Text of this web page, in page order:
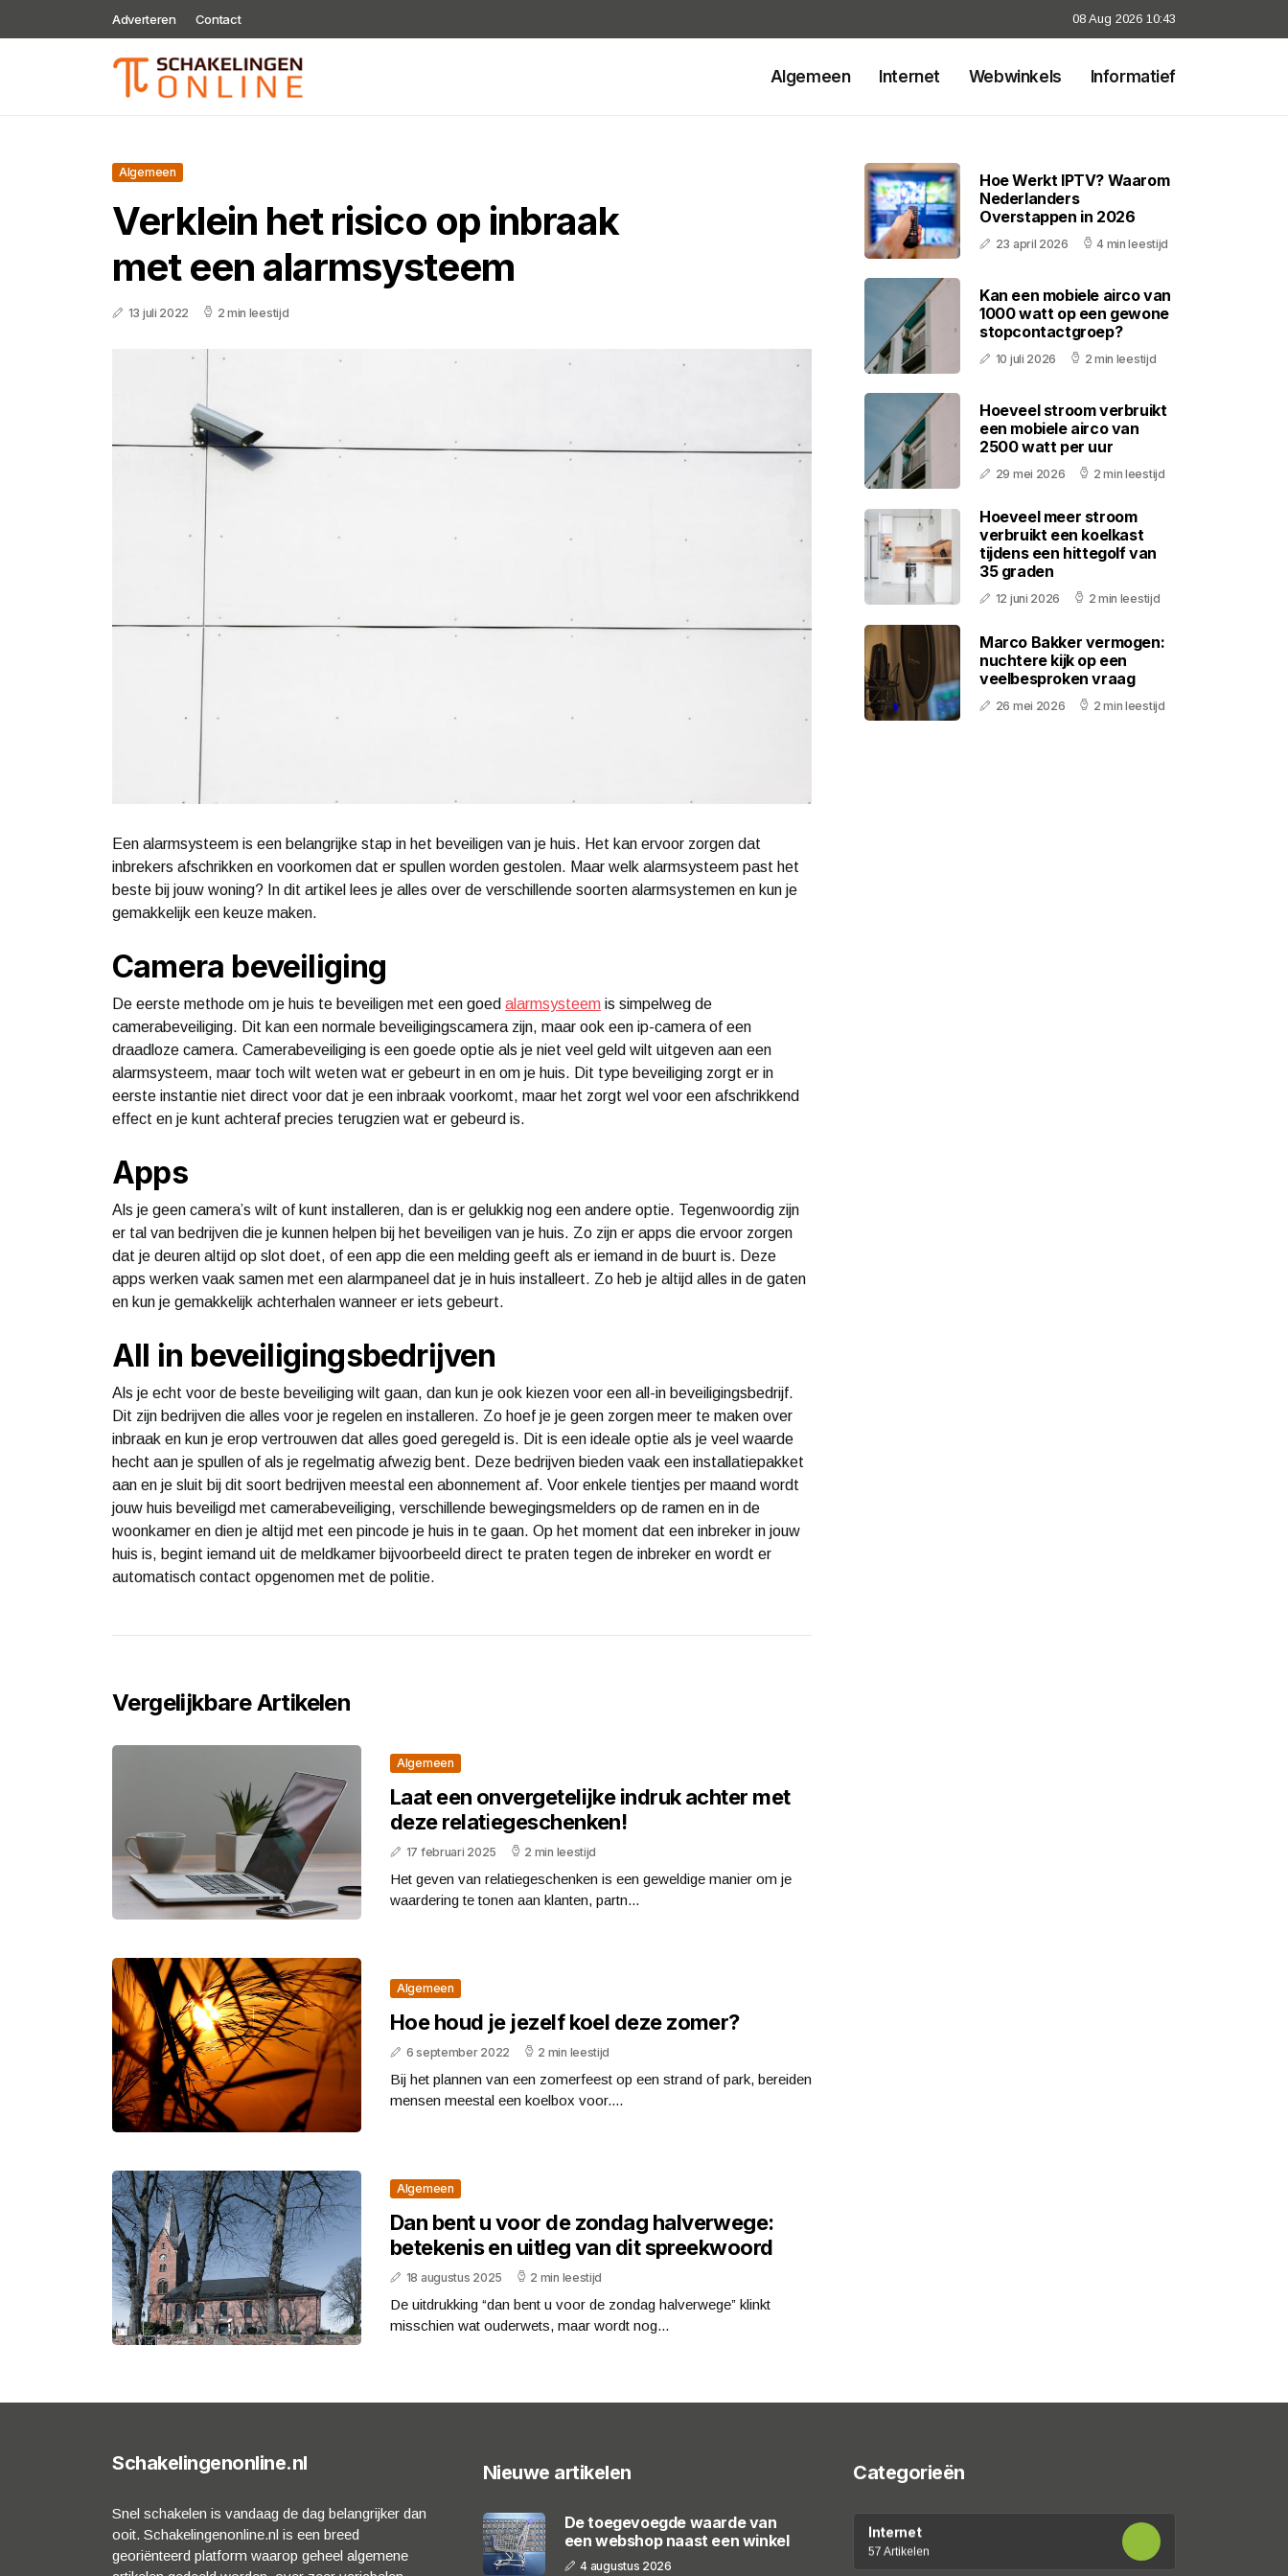
Adverteren Contact 08 Aug 2026 10:43
Algemeen Internet Webwinkels Informatief
Algemeen
Verklein het risico op inbraak
met een alarmsysteem
13 juli 2022 2 min leestijd
Een alarmsysteem is een belangrijke stap in het beveiligen van je huis. Het kan ervoor zorgen dat
inbrekers afschrikken en voorkomen dat er spullen worden gestolen. Maar welk alarmsysteem past het
beste bij jouw woning? In dit artikel lees je alles over de verschillende soorten alarmsystemen en kun je
gemakkelijk een keuze maken.
Camera beveiliging
De eerste methode om je huis te beveiligen met een goed alarmsysteem is simpelweg de
camerabeveiliging. Dit kan een normale beveiligingscamera zijn, maar ook een ip-camera of een
draadloze camera. Camerabeveiliging is een goede optie als je niet veel geld wilt uitgeven aan een
alarmsysteem, maar toch wilt weten wat er gebeurt in en om je huis. Dit type beveiliging zorgt er in
eerste instantie niet direct voor dat je een inbraak voorkomt, maar het zorgt wel voor een afschrikkend
effect en je kunt achteraf precies terugzien wat er gebeurd is.
Apps
Als je geen camera’s wilt of kunt installeren, dan is er gelukkig nog een andere optie. Tegenwoordig zijn
er tal van bedrijven die je kunnen helpen bij het beveiligen van je huis. Zo zijn er apps die ervoor zorgen
dat je deuren altijd op slot doet, of een app die een melding geeft als er iemand in de buurt is. Deze
apps werken vaak samen met een alarmpaneel dat je in huis installeert. Zo heb je altijd alles in de gaten
en kun je gemakkelijk achterhalen wanneer er iets gebeurt.
All in beveiligingsbedrijven
Als je echt voor de beste beveiliging wilt gaan, dan kun je ook kiezen voor een all-in beveiligingsbedrijf.
Dit zijn bedrijven die alles voor je regelen en installeren. Zo hoef je je geen zorgen meer te maken over
inbraak en kun je erop vertrouwen dat alles goed geregeld is. Dit is een ideale optie als je veel waarde
hecht aan je spullen of als je regelmatig afwezig bent. Deze bedrijven bieden vaak een installatiepakket
aan en je sluit bij dit soort bedrijven meestal een abonnement af. Voor enkele tientjes per maand wordt
jouw huis beveiligd met camerabeveiliging, verschillende bewegingsmelders op de ramen en in de
woonkamer en dien je altijd met een pincode je huis in te gaan. Op het moment dat een inbreker in jouw
huis is, begint iemand uit de meldkamer bijvoorbeeld direct te praten tegen de inbreker en wordt er
automatisch contact opgenomen met de politie.
Vergelijkbare Artikelen
Algemeen
Laat een onvergetelijke indruk achter met
deze relatiegeschenken!
17 februari 2025 2 min leestijd
Het geven van relatiegeschenken is een geweldige manier om je
waardering te tonen aan klanten, partn...
Algemeen
Hoe houd je jezelf koel deze zomer?
6 september 2022 2 min leestijd
Bij het plannen van een zomerfeest op een strand of park, bereiden
mensen meestal een koelbox voor....
Algemeen
Dan bent u voor de zondag halverwege:
betekenis en uitleg van dit spreekwoord
18 augustus 2025 2 min leestijd
De uitdrukking “dan bent u voor de zondag halverwege” klinkt
misschien wat ouderwets, maar wordt nog...
Hoe Werkt IPTV? Waarom
Nederlanders
Overstappen in 2026
23 april 2026 4 min leestijd
Kan een mobiele airco van
1000 watt op een gewone
stopcontactgroep?
10 juli 2026 2 min leestijd
Hoeveel stroom verbruikt
een mobiele airco van
2500 watt per uur
29 mei 2026 2 min leestijd
Hoeveel meer stroom
verbruikt een koelkast
tijdens een hittegolf van
35 graden
12 juni 2026 2 min leestijd
Marco Bakker vermogen:
nuchtere kijk op een
veelbesproken vraag
26 mei 2026 2 min leestijd
Schakelingenonline.nl
Snel schakelen is vandaag de dag belangrijker dan
ooit. Schakelingenonline.nl is een breed
georiënteerd platform waarop geheel algemene
Nieuwe artikelen
De toegevoegde waarde van
een webshop naast een winkel
4 augustus 2026
Categorieën
Internet
57 Artikelen